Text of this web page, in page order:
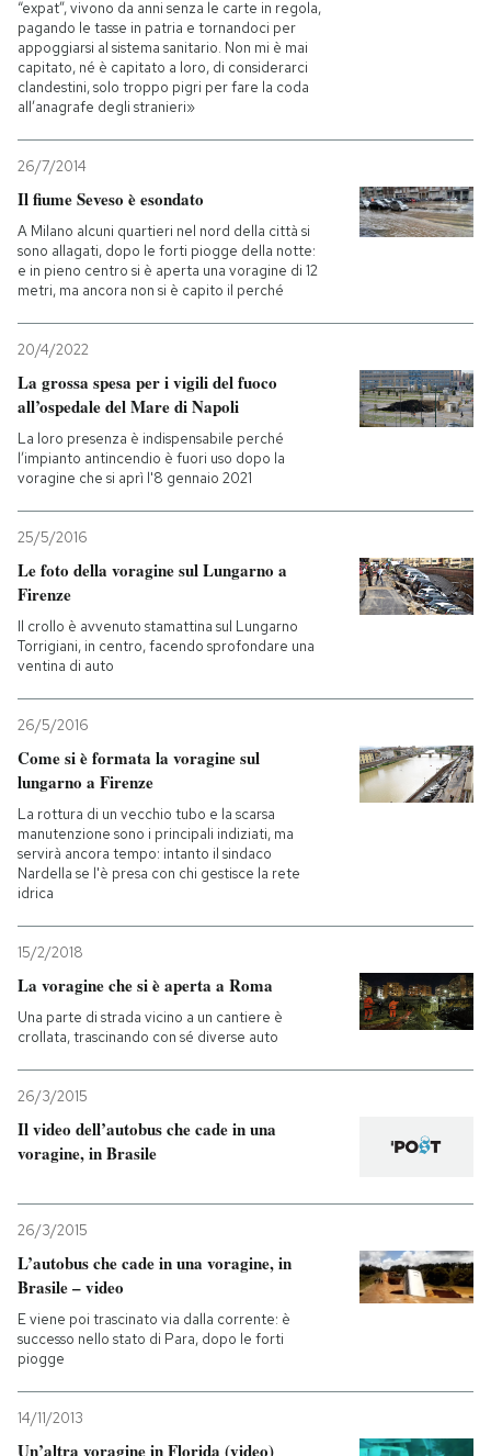
“expat”, vivono da anni senza le carte in regola,
pagando le tasse in patria e tornandoci per
appoggiarsi al sistema sanitario. Non mi è mai
capitato, né è capitato a loro, di considerarci
clandestini, solo troppo pigri per fare la coda
all’anagrafe degli stranieri»
26/7/2014
Il fiume Seveso è esondato
A Milano alcuni quartieri nel nord della città si
sono allagati, dopo le forti piogge della notte:
e in pieno centro si è aperta una voragine di 12
metri, ma ancora non si è capito il perché
20/4/2022
La grossa spesa per i vigili del fuoco
all’ospedale del Mare di Napoli
La loro presenza è indispensabile perché
l’impianto antincendio è fuori uso dopo la
voragine che si aprì l'8 gennaio 2021
25/5/2016
Le foto della voragine sul Lungarno a
Firenze
Il crollo è avvenuto stamattina sul Lungarno
Torrigiani, in centro, facendo sprofondare una
ventina di auto
26/5/2016
Come si è formata la voragine sul
lungarno a Firenze
La rottura di un vecchio tubo e la scarsa
manutenzione sono i principali indiziati, ma
servirà ancora tempo: intanto il sindaco
Nardella se l'è presa con chi gestisce la rete
idrica
15/2/2018
La voragine che si è aperta a Roma
Una parte di strada vicino a un cantiere è
crollata, trascinando con sé diverse auto
26/3/2015
Il video dell’autobus che cade in una
voragine, in Brasile
26/3/2015
L’autobus che cade in una voragine, in
Brasile – video
E viene poi trascinato via dalla corrente: è
successo nello stato di Para, dopo le forti
piogge
14/11/2013
Un’altra voragine in Florida (video)